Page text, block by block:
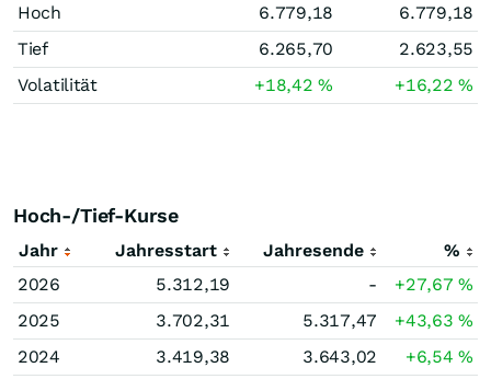
Hoch
6.779,18
6.779,18
Tief
6.265,70
2.623,55
Volatilität
+18,42% +16,22%
Hoch-/Tief-Kurse
Jahr Jahresstart Jahresende
%
2026
5.312,19 - +27,67%
2025
3.702,31 5.317,47 +43,63%
2024
3.419,38 3.643,02 +6,54%